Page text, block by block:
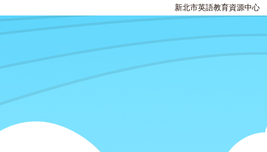
新北市英語教育資源中心